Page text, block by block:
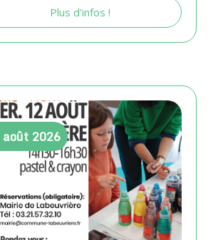
Plus d'infos !
août 2026